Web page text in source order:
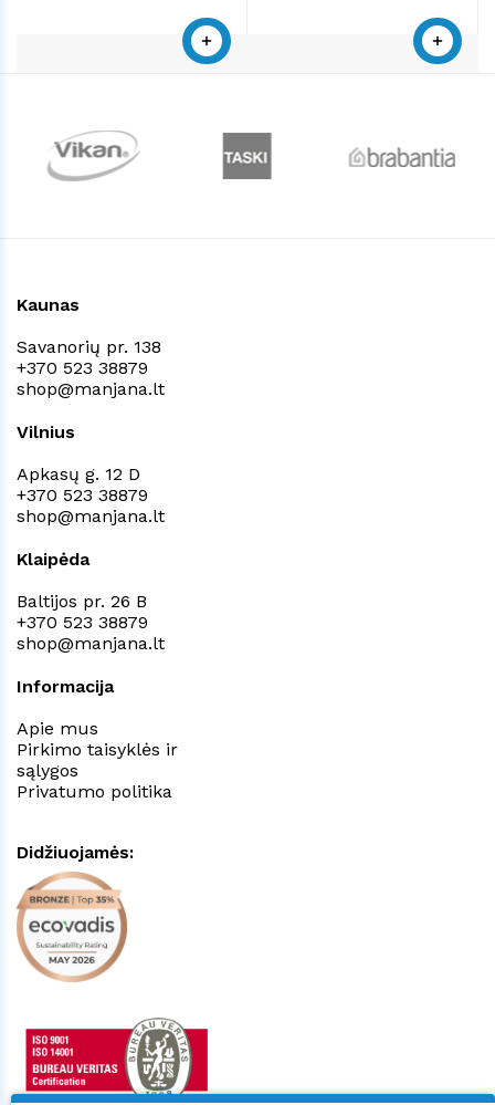
Kaunas
Savanorių pr. 138
+370 523 38879
shop@manjana.lt
Vilnius
Apkasų g. 12 D
+370 523 38879
shop@manjana.lt
Klaipėda
Baltijos pr. 26 B
+370 523 38879
shop@manjana.lt
Informacija
Apie mus
Pirkimo taisyklės ir
sąlygos
Privatumo politika
Didžiuojamės: